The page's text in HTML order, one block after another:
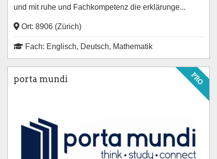
und mit ruhe und Fachkompetenz die erklärunge...
Ort: 8906 (Zürich)
Fach: Englisch, Deutsch, Mathematik
PRO
porta mundi